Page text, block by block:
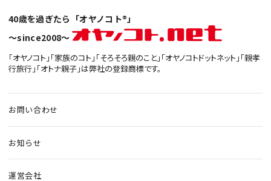
40歳を過ぎたら「オヤノコト®」
〜since2008〜
「オヤノコト」「家族のコト」「そろそろ親のこと」「オヤノコトドットネット」「親孝
行旅行」「オトナ親子」は弊社の登録商標です。
お問い合わせ
お知らせ
運営会社